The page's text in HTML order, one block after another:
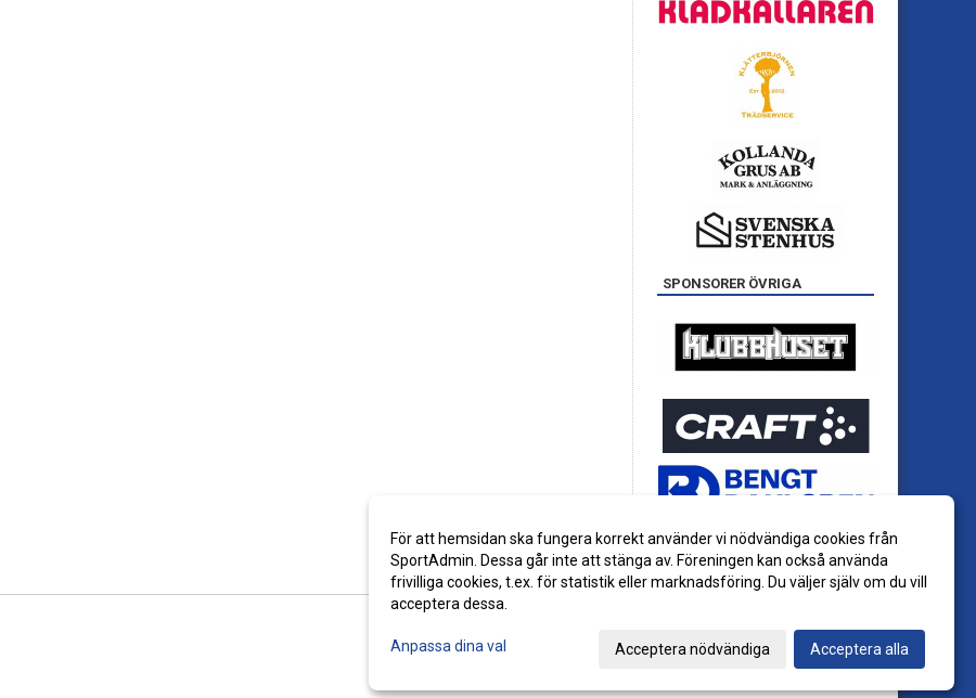
SPONSORER ÖVRIGA
För att hemsidan ska fungera korrekt använder vi nödvändiga cookies från
SportAdmin. Dessa går inte att stänga av. Föreningen kan också använda
frivilliga cookies, t.ex. för statistik eller marknadsföring. Du väljer själv om du vill
acceptera dessa.
Anpassa dina val Acceptera nödvändiga Acceptera alla